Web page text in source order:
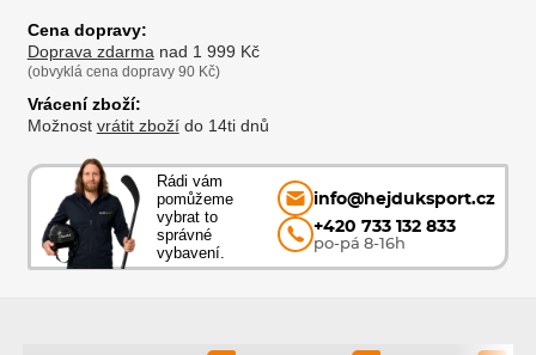
Cena dopravy:
Doprava zdarma nad 1 999 Kč
(obvyklá cena dopravy 90 Kč)
Vrácení zboží:
Možnost vrátit zbožído 14ti dnů
Rádi vám
pomůžeme
vybrat to
správné
vybavení.
info@hejduksport.cz
+420 733 132 833
po-pá 8-16h